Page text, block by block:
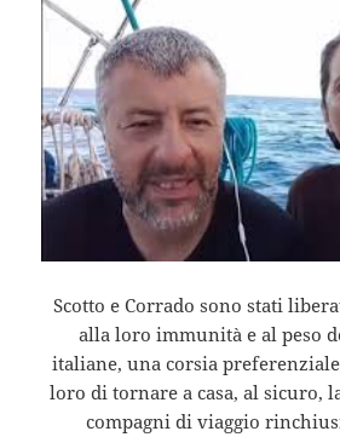
Scotto e Corrado sono stati
alla loro immunità e al peso
italiane, una corsia
loro di tornare a casa, al sicuro,
compagni di viaggio